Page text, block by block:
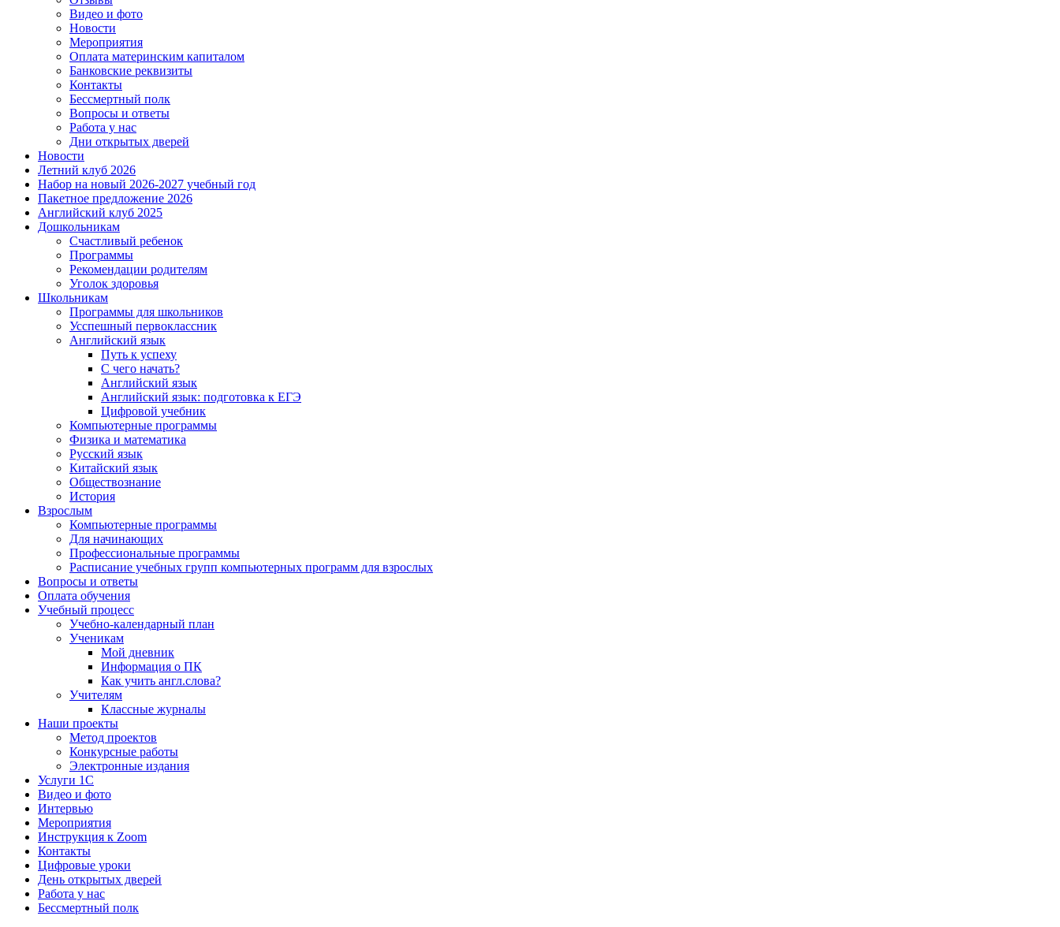
Видео и фото
Новости
Мероприятия
Оплата материнским капиталом
Банковские реквизиты
Контакты
Бессмертный полк
Вопросы и ответы
Работа у нас
Дни открытых дверей
Новости
Летний клуб 2026
Набор на новый 2026-2027 учебный год
Пакетное предложение 2026
Английский клуб 2025
Дошкольникам
Счастливый ребенок
Программы
Рекомендации родителям
Уголок здоровья
Школьникам
Программы для школьников
Усспешный первоклассник
Английский язык
Путь к успеху
С чего начать?
Английский язык
Английский язык: подготовка к ЕГЭ
Цифровой учебник
Компьютерные программы
Физика и математика
Русский язык
Китайский язык
Обществознание
История
Взрослым
Компьютерные программы
Для начинающих
Профессиональные программы
Расписание учебных групп компьютерных программ для взрослых
Вопросы и ответы
Оплата обучения
Учебный процесс
Учебно-календарный план
Ученикам
Мой дневник
Информация о ПК
Как учить англ.слова?
Учителям
Классные журналы
Наши проекты
Метод проектов
Конкурсные работы
Электронные издания
Услуги 1C
Видео и фото
Интервью
Мероприятия
Инструкция к Zoom
Контакты
Цифровые уроки
День открытых дверей
Работа у нас
Бессмертный полк